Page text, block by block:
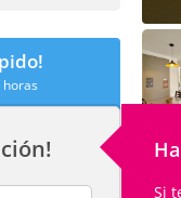
horas
Si